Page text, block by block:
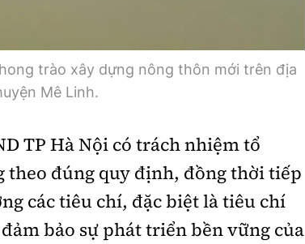
trào xây dựng nông thôn mới trên địa
Mê Linh.
TP Hà Nội có trách nhiệm tổ
theo đúng quy định, đồng thời tiếp
các tiêu chí, đặc biệt là tiêu chí
bảo sự phát triển bền vững của